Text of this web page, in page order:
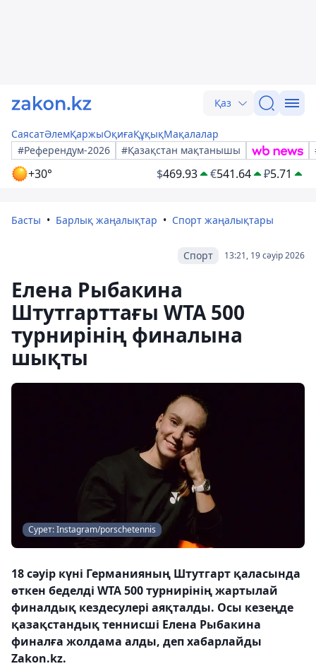
Қаз
СаясатӘлемҚаржыОқиғаҚұқықМақалалар
#Референдум-2026
#Қазақстан мақтанышы
+30° $469.93 €541.64 ₽5.71
Басты Барлық жаңалықтар Спорт жаңалықтары
13:21, 19 сәуір 2026
Спорт
Елена Рыбакина
Штутгарттағы WTA 500
турнирінің финалына
шықты
Сурет: Instagram/porschetennis
18 сәуір күні Германияның Штутгарт қаласында
өткен беделді WTA 500 турнирінің жартылай
финалдық кездесулері аяқталды. Осы кезеңде
қазақстандық теннисші Елена Рыбакина
финалға жолдама алды, деп хабарлайды
Zakon.kz.